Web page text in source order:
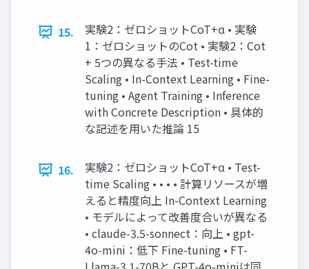
15.
実験2：ゼロショットCoT+α • 実験
1：ゼロショットのCot • 実験2：Cot
+ 5つの異なる手法 • Test-time
Scaling • In-Context Learning • Fine-
tuning • Agent Training • Inference
with Concrete Description • 具体的
な記述を用いた推論 15
16.
実験2：ゼロショットCoT+α • Test-
time Scaling • • • • 計算リソースが増
えると精度向上 In-Context Learning
• モデルによって改善度合いが異なる
• claude-3.5-sonnect：向上 • gpt-
4o-mini：低下 Fine-tuning • FT-